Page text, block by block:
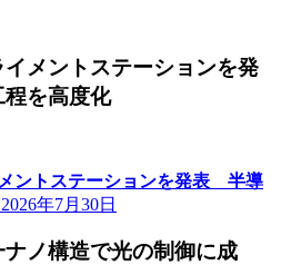
メントステーションを発
を高度化
ントステーションを発表 半導
2026年7月30日
ノ構造で光の制御に成